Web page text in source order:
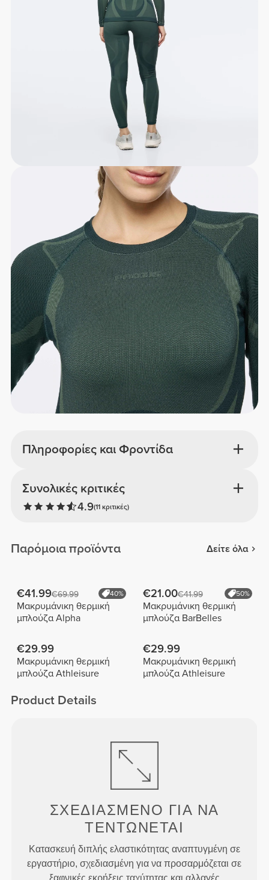
Πληροφορίες και Φροντίδα
Συνολικές κριτικές
4.9(11 κριτικές)
Παρόμοια προϊόντα Δείτε όλα
€41.99€69.99 40%
Μακρυμάνικη θερμική
μπλούζα Alpha
€21.00€41.99 50%
Μακρυμάνικη θερμική
μπλούζα BarBelles
€29.99
Μακρυμάνικη θερμική
μπλούζα Athleisure
€29.99
Μακρυμάνικη θερμική
μπλούζα Athleisure
Product Details
ΣΧΕΔΙΑΣΜΈΝΟ ΓΙΑ ΝΑ
ΤΕΝΤΏΝΕΤΑΙ
Κατασκευή διπλής ελαστικότητας αναπτυγμένη σε
εργαστήριο, σχεδιασμένη για να προσαρμόζεται σε